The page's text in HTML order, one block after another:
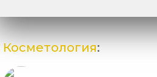
Косметология: